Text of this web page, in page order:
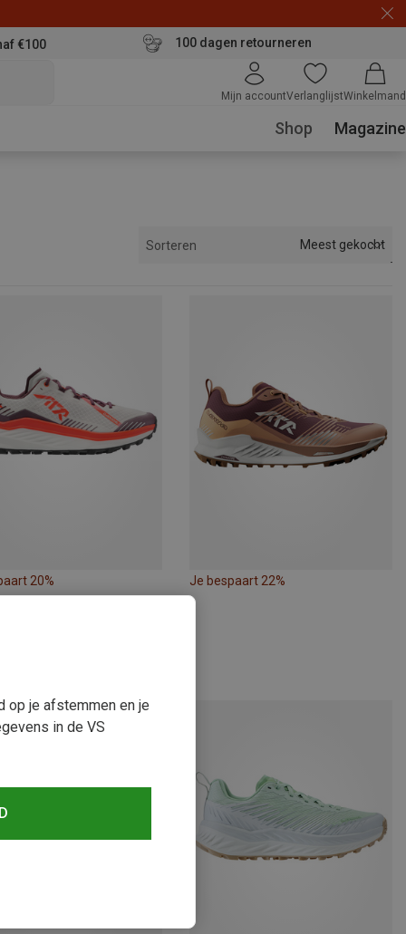
€100 100 dagen retourneren
Mijn accountVerlanglijstWinkelmand
Shop Magazine
Sorteren Meest gekocht
20% Je bespaart 22%
op je afstemmen en je
in de VS